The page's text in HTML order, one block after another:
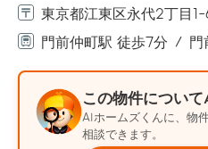
東京都江東区永代2丁目
門前仲町駅 徒歩7分
門
この物件につい
AIホームズくんに、物
相談できます。